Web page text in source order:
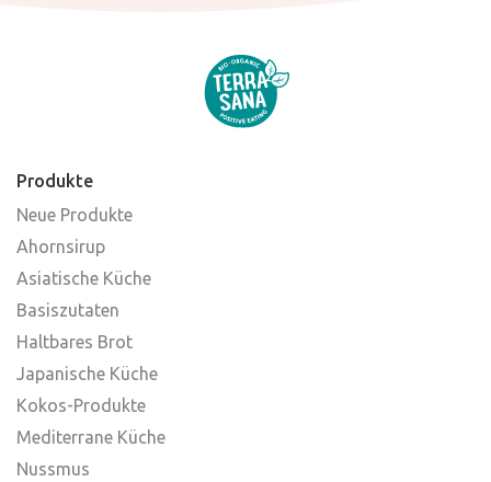
Produkte
Neue Produkte
Ahornsirup
Asiatische Küche
Basiszutaten
Haltbares Brot
Japanische Küche
Kokos-Produkte
Mediterrane Küche
Nussmus